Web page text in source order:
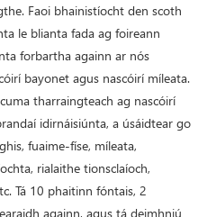
Faoi bhainistíocht den scoth
le blianta fada ag foireann
forbartha againn ar nós
bayonet agus nascóirí míleata.
tharraingteach ag nascóirí
idirnáisiúnta, a úsáidtear go
fuaime-físe, míleata,
rialaithe tionsclaíoch,
Tá 10 phaitinn fóntais, 2
againn, agus tá deimhniú